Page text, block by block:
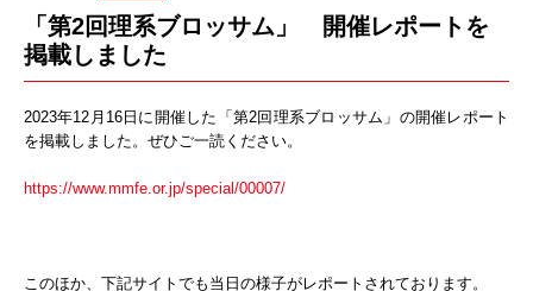
「第2回理系ブロッサム」 開催レポートを
掲載しました
2023年12月16日に開催した「第2回理系ブロッサム」の開催レポート
を掲載しました。ぜひご一読ください。
https://www.mmfe.or.jp/special/00007/
このほか、下記サイトでも当日の様子がレポートされております。